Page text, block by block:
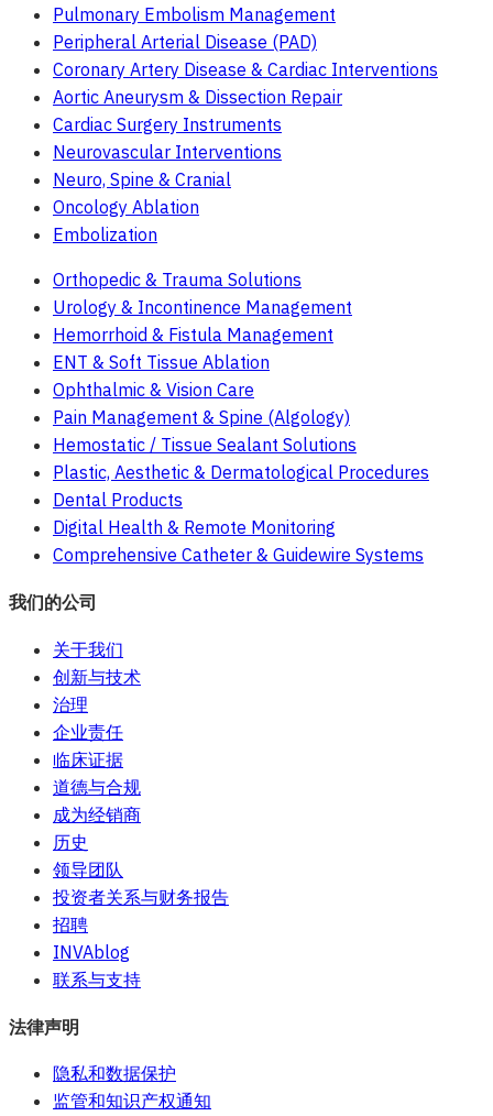
Pulmonary Embolism Management
Peripheral Arterial Disease (PAD)
Coronary Artery Disease & Cardiac Interventions
Aortic Aneurysm & Dissection Repair
Cardiac Surgery Instruments
Neurovascular Interventions
Neuro, Spine & Cranial
Oncology Ablation
Embolization
Orthopedic & Trauma Solutions
Urology & Incontinence Management
Hemorrhoid & Fistula Management
ENT & Soft Tissue Ablation
Ophthalmic & Vision Care
Pain Management & Spine (Algology)
Hemostatic / Tissue Sealant Solutions
Plastic, Aesthetic & Dermatological Procedures
Dental Products
Digital Health & Remote Monitoring
Comprehensive Catheter & Guidewire Systems
我们的公司
关于我们
创新与技术
治理
企业责任
临床证据
道德与合规
成为经销商
历史
领导团队
投资者关系与财务报告
招聘
INVAblog
联系与支持
法律声明
隐私和数据保护
监管和知识产权通知